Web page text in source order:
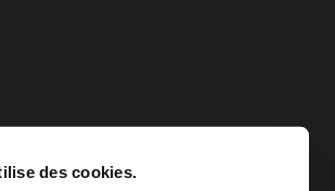
des cookies.